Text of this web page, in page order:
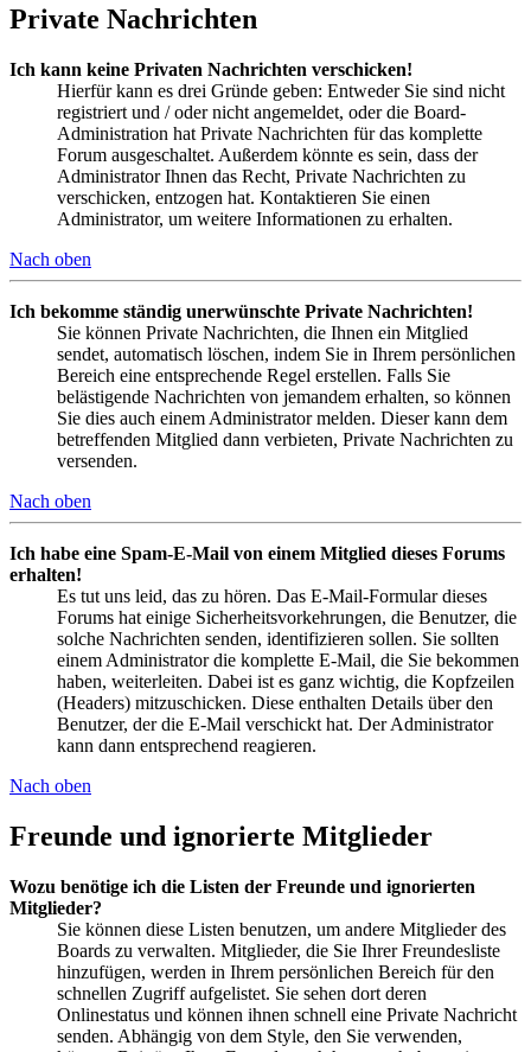
Private Nachrichten
Ich kann keine Privaten Nachrichten verschicken!
Hierfür kann es drei Gründe geben: Entweder Sie sind nicht
registriert und / oder nicht angemeldet, oder die Board-
Administration hat Private Nachrichten für das komplette
Forum ausgeschaltet. Außerdem könnte es sein, dass der
Administrator Ihnen das Recht, Private Nachrichten zu
verschicken, entzogen hat. Kontaktieren Sie einen
Administrator, um weitere Informationen zu erhalten.
Nach oben
Ich bekomme ständig unerwünschte Private Nachrichten!
Sie können Private Nachrichten, die Ihnen ein Mitglied
sendet, automatisch löschen, indem Sie in Ihrem persönlichen
Bereich eine entsprechende Regel erstellen. Falls Sie
belästigende Nachrichten von jemandem erhalten, so können
Sie dies auch einem Administrator melden. Dieser kann dem
betreffenden Mitglied dann verbieten, Private Nachrichten zu
versenden.
Nach oben
Ich habe eine Spam-E-Mail von einem Mitglied dieses Forums
erhalten!
Es tut uns leid, das zu hören. Das E-Mail-Formular dieses
Forums hat einige Sicherheitsvorkehrungen, die Benutzer, die
solche Nachrichten senden, identifizieren sollen. Sie sollten
einem Administrator die komplette E-Mail, die Sie bekommen
haben, weiterleiten. Dabei ist es ganz wichtig, die Kopfzeilen
(Headers) mitzuschicken. Diese enthalten Details über den
Benutzer, der die E-Mail verschickt hat. Der Administrator
kann dann entsprechend reagieren.
Nach oben
Freunde und ignorierte Mitglieder
Wozu benötige ich die Listen der Freunde und ignorierten
Mitglieder?
Sie können diese Listen benutzen, um andere Mitglieder des
Boards zu verwalten. Mitglieder, die Sie Ihrer Freundesliste
hinzufügen, werden in Ihrem persönlichen Bereich für den
schnellen Zugriff aufgelistet. Sie sehen dort deren
Onlinestatus und können ihnen schnell eine Private Nachricht
senden. Abhängig von dem Style, den Sie verwenden,